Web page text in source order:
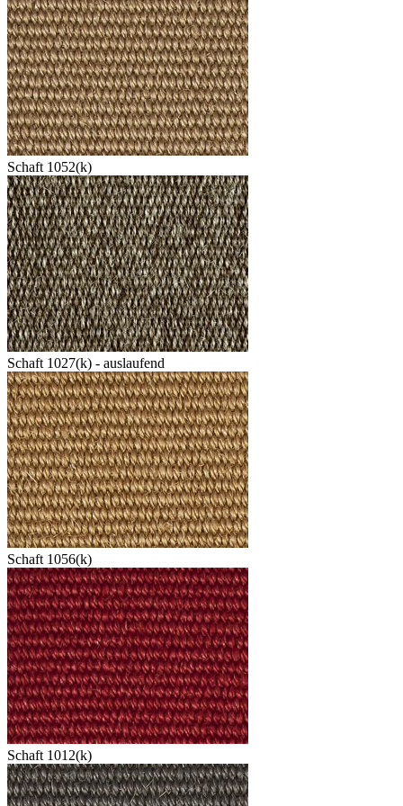
Schaft 1052(k)
Schaft 1027(k) - auslaufend
Schaft 1056(k)
Schaft 1012(k)